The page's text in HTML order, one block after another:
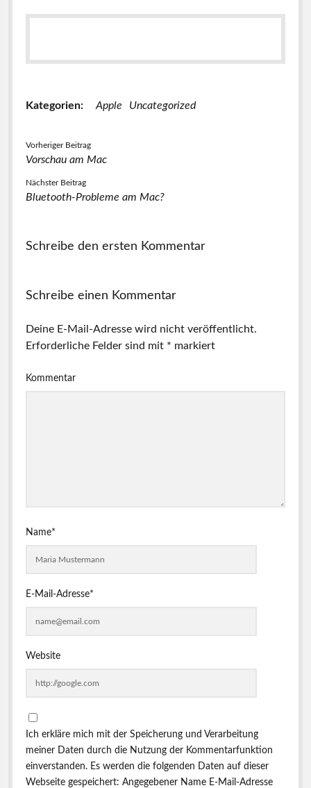
Kategorien: Apple Uncategorized
Vorheriger Beitrag
Vorschau am Mac
Nächster Beitrag
Bluetooth-Probleme am Mac?
Schreibe den ersten Kommentar
Schreibe einen Kommentar
Deine E-Mail-Adresse wird nicht veröffentlicht.
Erforderliche Felder sind mit * markiert
Kommentar
Name*
E-Mail-Adresse*
Website
Ich erkläre mich mit der Speicherung und Verarbeitung
meiner Daten durch die Nutzung der Kommentarfunktion
einverstanden. Es werden die folgenden Daten auf dieser
Webseite gespeichert: Angegebener Name E-Mail-Adresse